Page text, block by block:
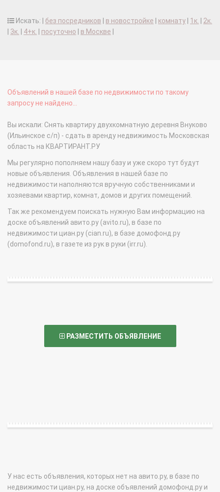
Искать: | без посредников в новостройке комнату 1к.
2к.
3к. 4+к. посуточно в Москве
Объявлений в нашей базе по недвижимости по такому
запросу не найдено...
Вы искали: Снять квартиру двухкомнатную деревня Внуково
(Ильинское с/п) - сдать в аренду недвижимость Московская
область на КВАРТИРАНТ.РУ
Мы регулярно пополняем нашу базу и уже скоро тут будут
новые объявления. Объявления в нашей базе по
недвижимости наполняются вручную собственниками и
хозяевами квартир, комнат, домов и других помещений.
Так же рекомендуем поискать нужную Вам информацию на
доске объявлений авито.ру (avito.ru), в базе по
недвижимости циан.ру (cian.ru), в базе домофонд.ру
(domofond.ru), в газете из рук в руки (irr.ru).
РАЗМЕСТИТЬ ОБЪЯВЛЕНИЕ
У нас есть объявления, которых нет на авито.ру, в базе по
недвижимости циан.ру, на доске объявлений домофонд.ру и